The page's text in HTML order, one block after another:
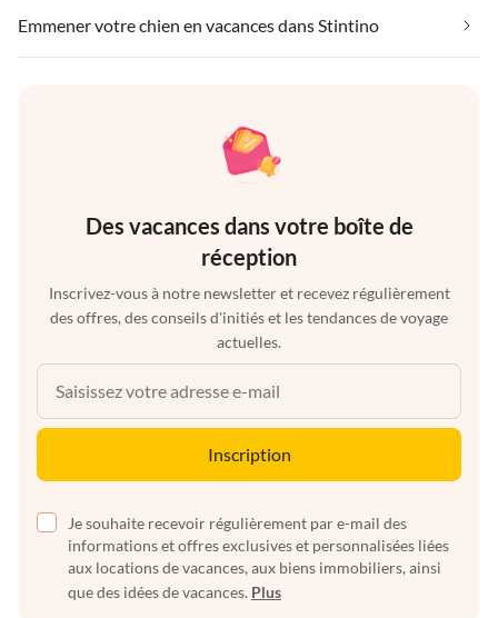
Emmener votre chien en vacances dans Stintino
Des vacances dans votre boîte de
réception
Inscrivez-vous à notre newsletter et recevez régulièrement
des offres, des conseils d'initiés et les tendances de voyage
actuelles.
Inscription
Je souhaite recevoir régulièrement par e-mail des
informations et offres exclusives et personnalisées liées
aux locations de vacances, aux biens immobiliers, ainsi
que des idées de vacances. Plus